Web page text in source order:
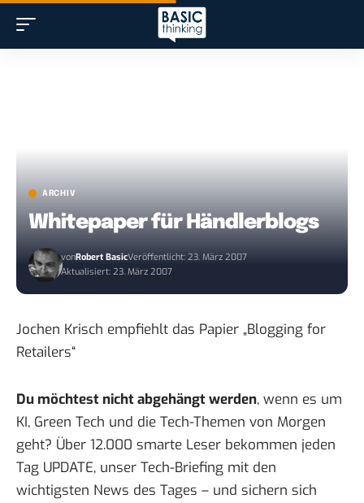
ARCHIV
Whitepaper für Händlerblogs
vonRobert BasicVeröffentlicht: 23. März 2007
Aktualisiert: 23. März 2007
Jochen Krisch empfiehlt das Papier „Blogging for
Retailers“
Du möchtest nicht abgehängt werden, wenn es um
KI, Green Tech und die Tech-Themen von Morgen
geht? Über 12.000 smarte Leser bekommen jeden
Tag UPDATE, unser Tech-Briefing mit den
wichtigsten News des Tages – und sichern sich